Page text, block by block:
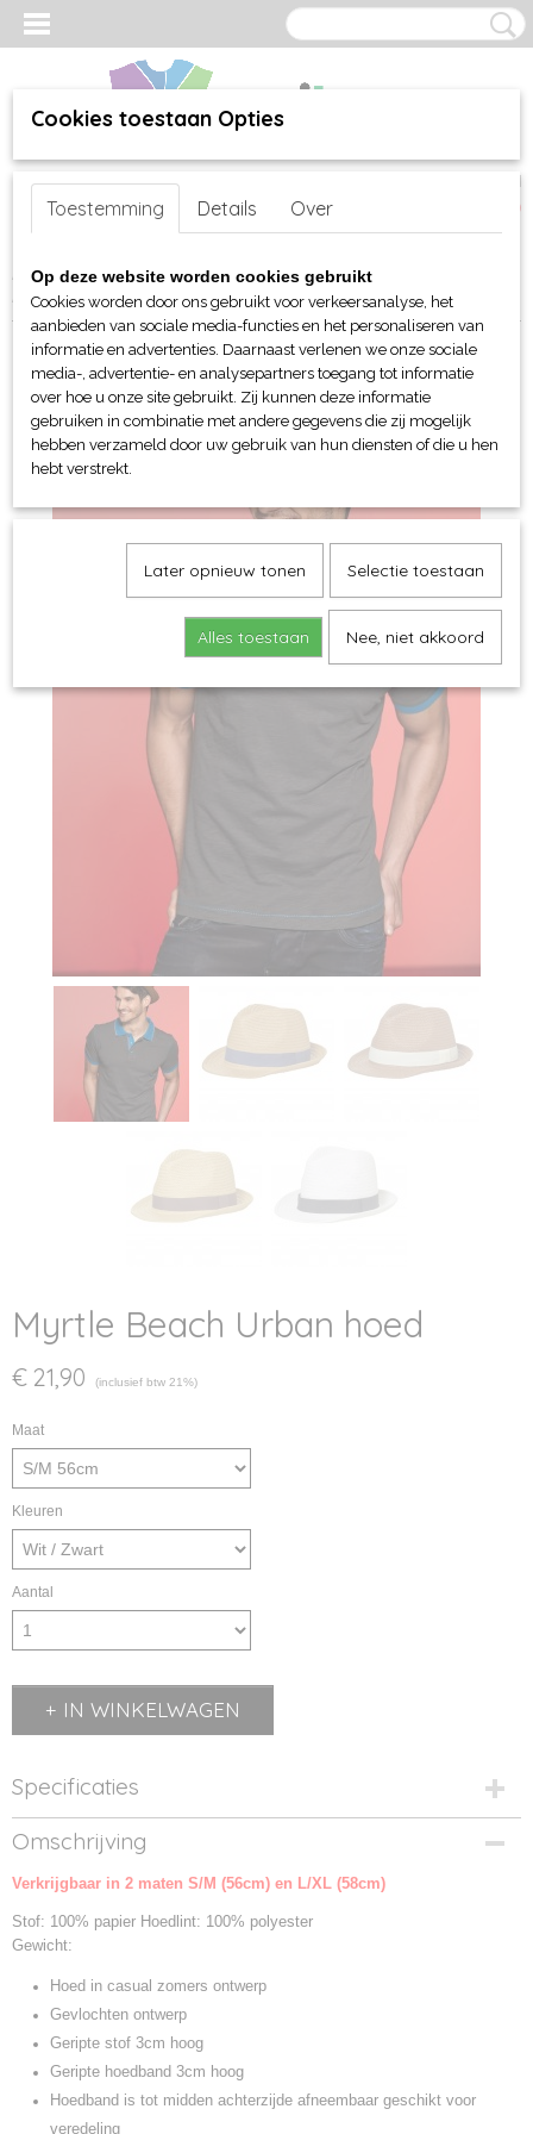
Inloggen Registreren
(0)
Home >webshop>Per merk >Myrtle Beach hoofd-handen
Hoeden> Myrtle Beach Urban hoed
Myrtle Beach Urban hoed
€ 21,90 (inclusief btw 21%)
Maat
Kleuren
Aantal
IN WINKELWAGEN
Specificaties
Productcode
MB6597-01
Productcode leverancier
Omschrijving
Verkrijgbaar in 2 maten S/M (56cm) en L/XL (58cm)
Stof: 100% papier Hoedlint: 100% polyester
Gewicht:
Hoed in casual zomers ontwerp
Gevlochten ontwerp
Geripte stof 3cm hoog
Geripte hoedband 3cm hoog
Hoedband is tot midden achterzijde afneembaar geschikt voor
veredeling
Cookies toestaan Opties
Toestemming Details Over
Op deze website worden cookies gebruikt
Cookies worden door ons gebruikt voor verkeersanalyse, het
aanbieden van sociale media-functies en het personaliseren van
informatie en advertenties. Daarnaast verlenen we onze sociale
media-, advertentie- en analysepartners toegang tot informatie
over hoe u onze site gebruikt. Zij kunnen deze informatie
gebruiken in combinatie met andere gegevens die zij mogelijk
hebben verzameld door uw gebruik van hun diensten of die u hen
hebt verstrekt.
Later opnieuw tonen Selectie toestaan
Alles toestaan Nee, niet akkoord